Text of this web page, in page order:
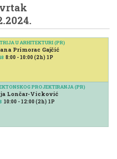
U ARHITEKTURI (PR)
Primorac Gajčić
8:00 - 10:00 (2h) 1P
PROJEKTIRANJA (PR)
Lončar-Vicković
10:00 - 12:00 (2h) 1P